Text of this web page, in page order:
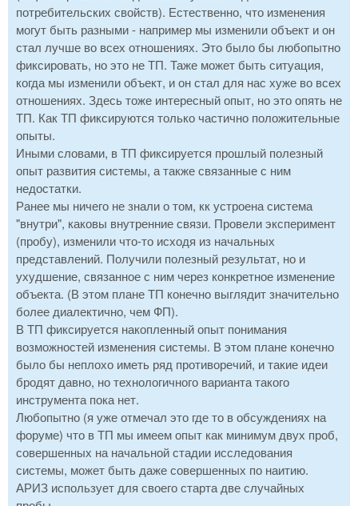
потребительских свойств). Естественно, что изменения
могут быть разными - например мы изменили объект и он
стал лучше во всех отношениях. Это было бы любопытно
фиксировать, но это не ТП. Таже может быть ситуация,
когда мы изменили объект, и он стал для нас хуже во всех
отношениях. Здесь тоже интересный опыт, но это опять не
ТП. Как ТП фиксируются только частично положительные
опыты.
Иными словами, в ТП фиксируется прошлый полезный
опыт развития системы, а также связанные с ним
недостатки.
Ранее мы ничего не знали о том, кк устроена система
"внутри", каковы внутренние связи. Провели эксперимент
(пробу), изменили что-то исходя из начальных
представлений. Получили полезный результат, но и
ухудшение, связанное с ним через конкретное изменение
объекта. (В этом плане ТП конечно выглядит значительно
более диалектично, чем ФП).
В ТП фиксируется накопленный опыт понимания
возможностей изменения системы. В этом плане конечно
было бы неплохо иметь ряд противоречий, и такие идеи
бродят давно, но технологичного варианта такого
инструмента пока нет.
Любопытно (я уже отмечал это где то в обсуждениях на
форуме) что в ТП мы имеем опыт как минимум двух проб,
совершенных на начальной стадии исследования
системы, может быть даже совершенных по наитию.
АРИЗ использует для своего старта две случайных